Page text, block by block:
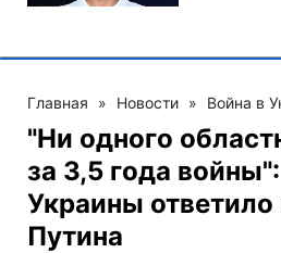
Главная » Новости » Война в
"Ни одного
за 3,5 года
Украины ответило
Путина